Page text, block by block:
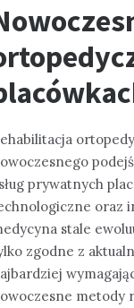
prywatnych
oraz
stale
zgodne z
metody